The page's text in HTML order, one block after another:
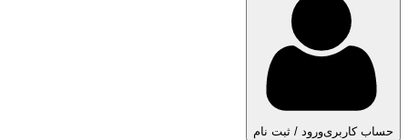
حساب کاربریورود / ثبت نام